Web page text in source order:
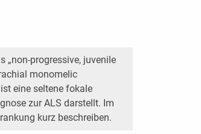
„non-progressive, juvenile
monomelic
eine seltene fokale
zur ALS darstellt. Im
kurz beschreiben.